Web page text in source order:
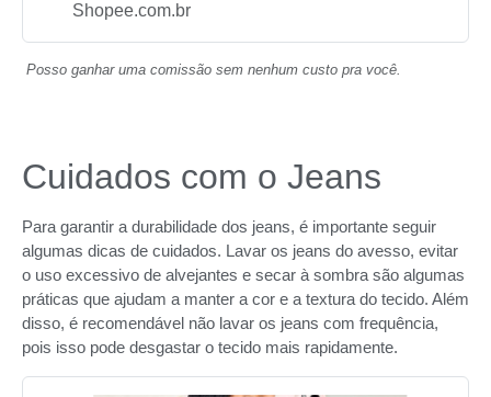
Shopee.com.br
Posso ganhar uma comissão sem nenhum custo pra você.
Cuidados com o Jeans
Para garantir a durabilidade dos jeans, é importante seguir
algumas dicas de cuidados. Lavar os jeans do avesso, evitar
o uso excessivo de alvejantes e secar à sombra são algumas
práticas que ajudam a manter a cor e a textura do tecido. Além
disso, é recomendável não lavar os jeans com frequência,
pois isso pode desgastar o tecido mais rapidamente.